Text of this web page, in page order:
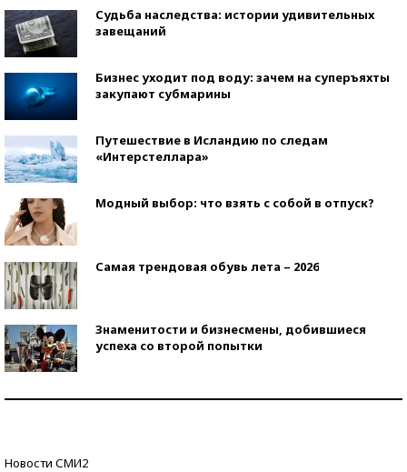
Судьба наследства: истории удивительных
завещаний
Бизнес уходит под воду: зачем на суперъяхты
закупают субмарины
Путешествие в Исландию по следам
«Интерстеллара»
Модный выбор: что взять с собой в отпуск?
Самая трендовая обувь лета – 2026
Знаменитости и бизнесмены, добившиеся
успеха со второй попытки
Новости СМИ2